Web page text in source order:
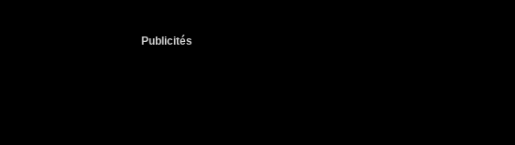
Publicités